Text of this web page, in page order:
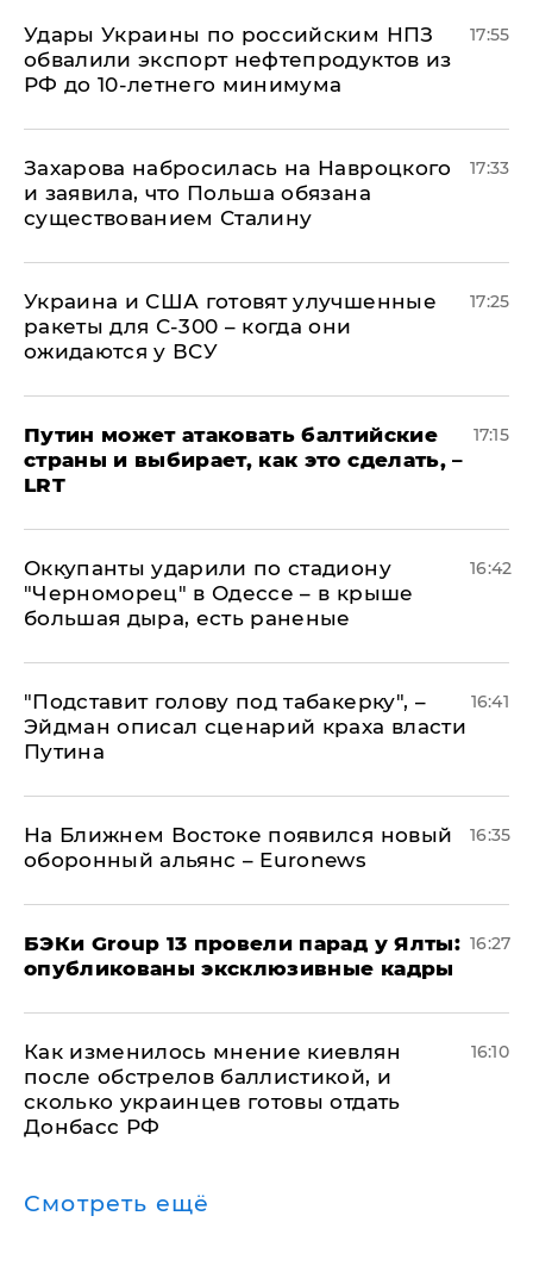
Удары Украины по российским НПЗ
обвалили экспорт нефтепродуктов из
РФ до 10-летнего минимума
17:55
​Захарова набросилась на Навроцкого
и заявила, что Польша обязана
существованием Сталину
17:33
Украина и США готовят улучшенные
ракеты для С-300 – когда они
ожидаются у ВСУ
17:25
Путин может атаковать балтийские
страны и выбирает, как это сделать, –
LRT
17:15
Оккупанты ударили по стадиону
"Черноморец" в Одессе – в крыше
большая дыра, есть раненые
16:42
​"Подставит голову под табакерку", –
Эйдман описал сценарий краха власти
Путина
16:41
На Ближнем Востоке появился новый
оборонный альянс – Euronews
16:35
​БЭКи Group 13 провели парад у Ялты:
опубликованы эксклюзивные кадры
16:27
Как изменилось мнение киевлян
после обстрелов баллистикой, и
сколько украинцев готовы отдать
Донбасс РФ
16:10
Смотреть ещё